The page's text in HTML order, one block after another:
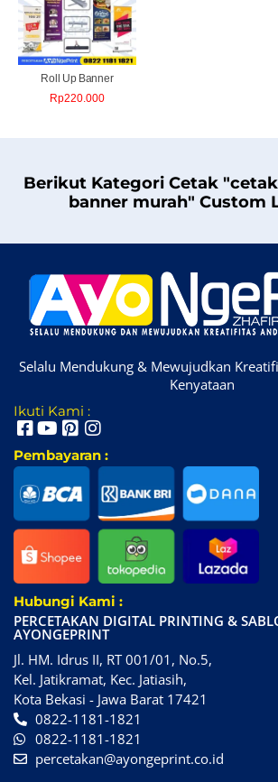
Roll Up Banner
Rp220.000
Berikut Kategori Cetak
banner murah" Custom
Selalu Mendukung & Mewujudkan
Kenyataan
Ikuti Kami :
Pembayaran :
Hubungi Kami :
PERCETAKAN DIGITAL PRINTING &
AYONGEPRINT
Jl. HM. Idrus II, RT 001/01, No.5,
Kel. Jatikramat, Kec. Jatiasih,
Kota Bekasi - Jawa Barat 17421
0822-1181-1821
0822-1181-1821
percetakan@ayongeprint.co.id